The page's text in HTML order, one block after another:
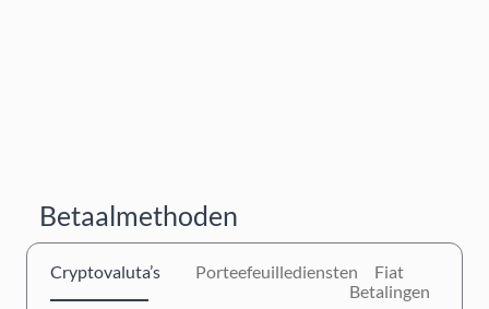
Betaalmethoden
Cryptovaluta’s Porteefeuillediensten
Fiat
Betalingen